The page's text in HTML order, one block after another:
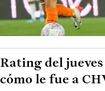
Rating del
cómo le fue a